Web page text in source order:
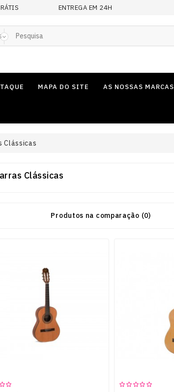
ENTREGA EM 24H
MAPA DO SITE AS NOSSAS MARCAS
Clássicas
Clássicas
Produtos na comparação (0)